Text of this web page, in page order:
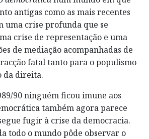
antigas como as mais recentes
uma crise profunda que se
crise de representação e uma
de mediação acompanhadas de
fatal tanto para o populismo
da direita.
90 ninguém ficou imune aos
também agora parece
fugir à crise da democracia.
todo o mundo pôde observar o